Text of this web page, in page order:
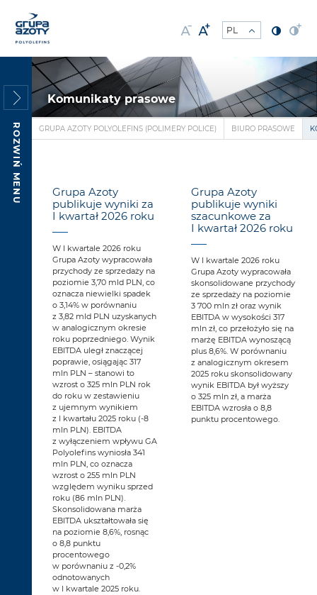
ROZWIŃ MENU
Komunikaty prasowe
GRUPA AZOTY POLYOLEFINS (POLIMERY POLICE) BIURO PRASOWE
Grupa Azoty
publikuje wyniki za
I kwartał 2026 roku
W I kwartale 2026 roku
Grupa Azoty wypracowała
przychody ze sprzedaży na
poziomie 3,70 mld PLN, co
oznacza niewielki spadek
o 3,14% w porównaniu
z 3,82 mld PLN uzyskanych
w analogicznym okresie
roku poprzedniego. Wynik
EBITDA uległ znaczącej
poprawie, osiągając 317
mln PLN – stanowi to
wzrost o 325 mln PLN rok
do roku w zestawieniu
z ujemnym wynikiem
z I kwartału 2025 roku (-8
mln PLN). EBITDA
z wyłączeniem wpływu GA
Polyolefins wyniosła 341
mln PLN, co oznacza
wzrost o 255 mln PLN
względem wyniku sprzed
roku (86 mln PLN).
Skonsolidowana marża
EBITDA ukształtowała się
na poziomie 8,6%, rosnąc
o 8,8 punktu
procentowego
w porównaniu z -0,2%
odnotowanych
w I kwartale 2025 roku.
Grupa Azoty
publikuje wyniki
szacunkowe za
I kwartał 2026 roku
W I kwartale 2026 roku
Grupa Azoty wypracowała
skonsolidowane przychody
ze sprzedaży na poziomie
3 700 mln zł oraz wynik
EBITDA w wysokości 317
mln zł, co przełożyło się na
marżę EBITDA wynoszącą
plus 8,6%. W porównaniu
z analogicznym okresem
2025 roku skonsolidowany
wynik EBITDA był wyższy
o 325 mln zł, a marża
EBITDA wzrosła o 8,8
punktu procentowego.